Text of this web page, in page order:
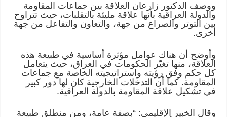
ووصف الدکتور زارعان العلاقة بين جماعات المقاومة
والدولة العراقية بأنها علاقة مليئة بالتقلبات، حيث تتراوح
بين التوتر والصراع من جهة، والتعاون والتفاعل من جهة
أخرى.
وأوضح أن هناك عوامل مؤثرة أساسية في طبيعة هذه
العلاقة، منها تغيّر الحكومات في العراق، حيث يتعامل
كل حكم وفق رؤيته واستراتيجيته الخاصة مع جماعات
المقاومة. كما أن التدخلات الخارجية كان لها دور كبير
في تشكيل علاقة المقاومة بالدولة العراقية.
وقال الخبير الإقليمي: “بصفة عامة، ومن منطلق طبيعة